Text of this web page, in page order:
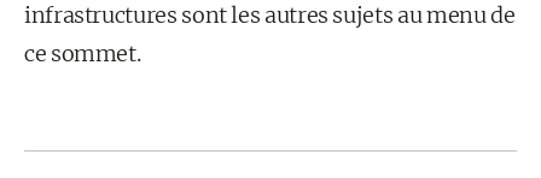
infrastructures sont les autres sujets au menu de
ce sommet.